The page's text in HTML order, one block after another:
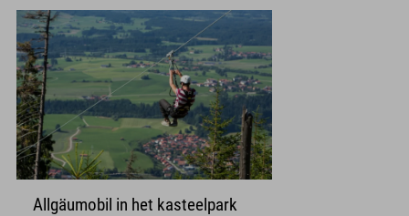
Allgäumobil in het kasteelpark